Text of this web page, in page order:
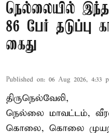
நெல்லையில்
86 பேர் தடுப்பு
கைது
Published on: 06 Aug 2026, 4:33
திருநெல்வேலி,
நெல்லை மாவட்டம்,
கொலை, கொலை